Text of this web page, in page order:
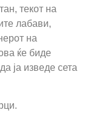
текот на
лабави,
на
ќе биде
ја изведе сета